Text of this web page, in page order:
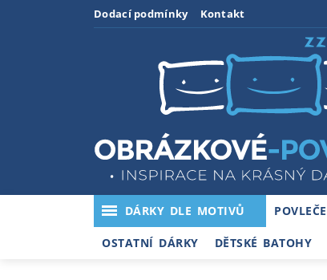
Dodací podmínky Kontakt
DÁRKY DLE MOTIVŮ
OSTATNÍ DÁRKY DĚTSKÉ BATOHY